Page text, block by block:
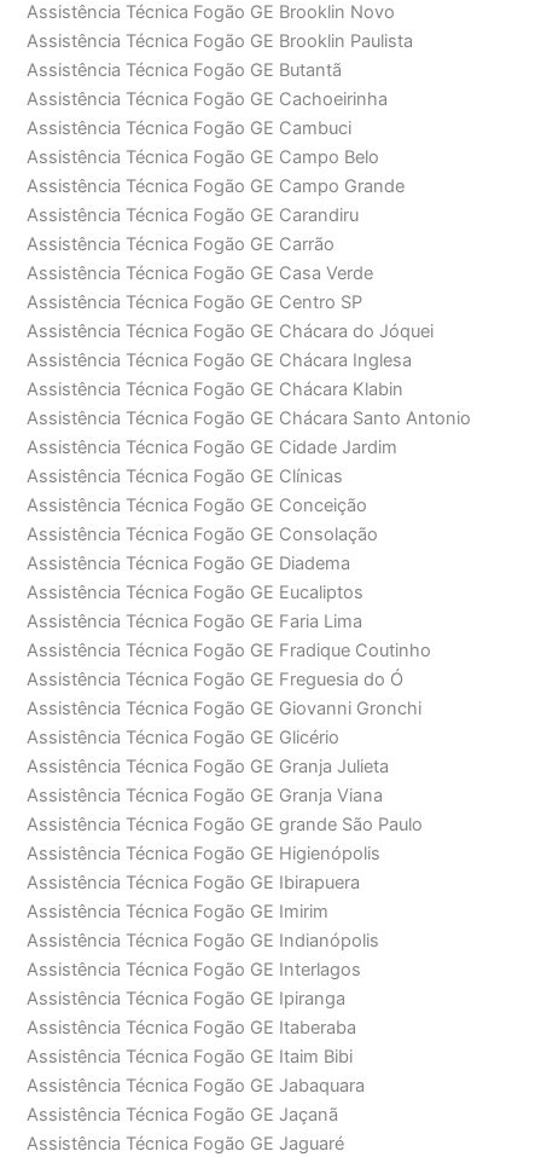
Assistência Técnica Fogão GE Brooklin Novo
Assistência Técnica Fogão GE Brooklin Paulista
Assistência Técnica Fogão GE Butantã
Assistência Técnica Fogão GE Cachoeirinha
Assistência Técnica Fogão GE Cambuci
Assistência Técnica Fogão GE Campo Belo
Assistência Técnica Fogão GE Campo Grande
Assistência Técnica Fogão GE Carandiru
Assistência Técnica Fogão GE Carrão
Assistência Técnica Fogão GE Casa Verde
Assistência Técnica Fogão GE Centro SP
Assistência Técnica Fogão GE Chácara do Jóquei
Assistência Técnica Fogão GE Chácara Inglesa
Assistência Técnica Fogão GE Chácara Klabin
Assistência Técnica Fogão GE Chácara Santo Antonio
Assistência Técnica Fogão GE Cidade Jardim
Assistência Técnica Fogão GE Clínicas
Assistência Técnica Fogão GE Conceição
Assistência Técnica Fogão GE Consolação
Assistência Técnica Fogão GE Diadema
Assistência Técnica Fogão GE Eucaliptos
Assistência Técnica Fogão GE Faria Lima
Assistência Técnica Fogão GE Fradique Coutinho
Assistência Técnica Fogão GE Freguesia do Ó
Assistência Técnica Fogão GE Giovanni Gronchi
Assistência Técnica Fogão GE Glicério
Assistência Técnica Fogão GE Granja Julieta
Assistência Técnica Fogão GE Granja Viana
Assistência Técnica Fogão GE grande São Paulo
Assistência Técnica Fogão GE Higienópolis
Assistência Técnica Fogão GE Ibirapuera
Assistência Técnica Fogão GE Imirim
Assistência Técnica Fogão GE Indianópolis
Assistência Técnica Fogão GE Interlagos
Assistência Técnica Fogão GE Ipiranga
Assistência Técnica Fogão GE Itaberaba
Assistência Técnica Fogão GE Itaim Bibi
Assistência Técnica Fogão GE Jabaquara
Assistência Técnica Fogão GE Jaçanã
Assistência Técnica Fogão GE Jaguaré